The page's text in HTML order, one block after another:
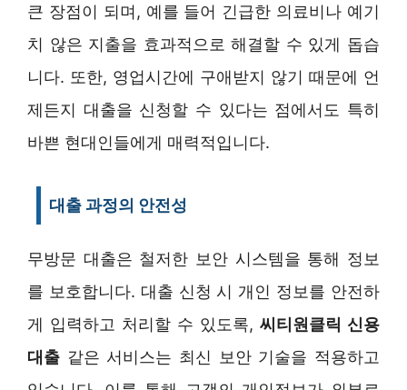
큰 장점이 되며, 예를 들어 긴급한 의료비나 예기
치 않은 지출을 효과적으로 해결할 수 있게 돕습
니다. 또한, 영업시간에 구애받지 않기 때문에 언
제든지 대출을 신청할 수 있다는 점에서도 특히
바쁜 현대인들에게 매력적입니다.
대출 과정의 안전성
무방문 대출은 철저한 보안 시스템을 통해 정보
를 보호합니다. 대출 신청 시 개인 정보를 안전하
게 입력하고 처리할 수 있도록, 씨티원클릭 신용
대출 같은 서비스는 최신 보안 기술을 적용하고